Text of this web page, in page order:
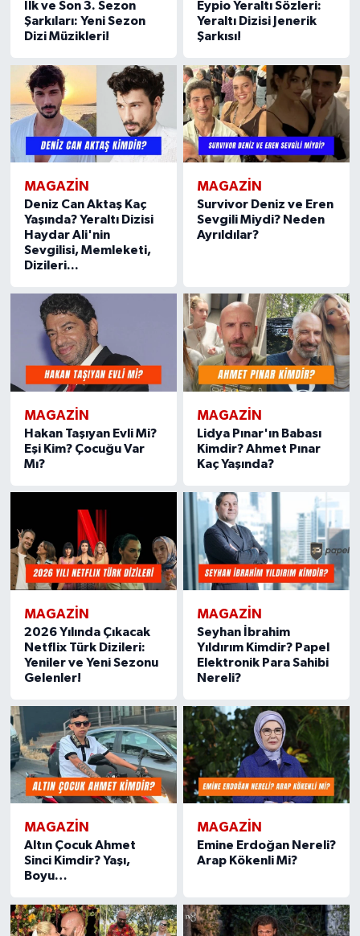
İlk ve Son 3. Sezon
Şarkıları: Yeni Sezon
Dizi Müzikleri!
Eypio Yeraltı Sözleri:
Yeraltı Dizisi Jenerik
Şarkısı!
MAGAZIN
Deniz Can Aktaş Kaç
Yaşında? Yeraltı Dizisi
Haydar Ali'nin
Sevgilisi, Memleketi,
Dizileri...
MAGAZIN
Survivor Deniz ve Eren
Sevgili Miydi? Neden
Ayrıldılar?
MAGAZIN
Hakan Taşıyan Evli Mi?
Eşi Kim? Çocuğu Var
Mı?
MAGAZIN
Lidya Pınar'ın Babası
Kimdir? Ahmet Pınar
Kaç Yaşında?
MAGAZIN
2026 Yılında Çıkacak
Netflix Türk Dizileri:
Yeniler ve Yeni Sezonu
Gelenler!
MAGAZIN
Seyhan İbrahim
Yıldırım Kimdir? Papel
Elektronik Para Sahibi
Nereli?
MAGAZIN
Altın Çocuk Ahmet
Sinci Kimdir? Yaşı,
Boyu…
MAGAZIN
Emine Erdoğan Nereli?
Arap Kökenli Mi?